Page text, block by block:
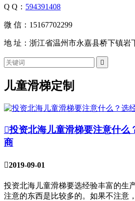
Q Q： 594391408
微 信：15167702299
地 址：浙江省温州市永嘉县桥下镇岩

儿童滑梯定制
投资北海儿童滑梯要注意什么
商
2019-09-01
投资北海儿童滑梯要选经验丰富的生
注意的东西是比较多的。如果不注意